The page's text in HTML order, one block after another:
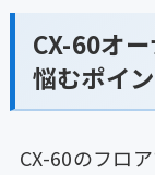
CX-60オ
悩むポイ
CX-60のフロ